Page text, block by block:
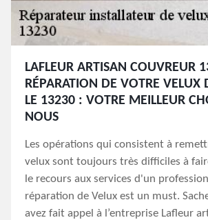
LAFLEUR ARTISAN COUVREUR
RÉPARATION DE VOTRE VELUX
LE 13230 : VOTRE MEILLEUR
NOUS
Les opérations qui consistent à
velux sont toujours très difficiles à
le recours aux services d'un
réparation de Velux est un must.
avez fait appel à l’entreprise Lafleur